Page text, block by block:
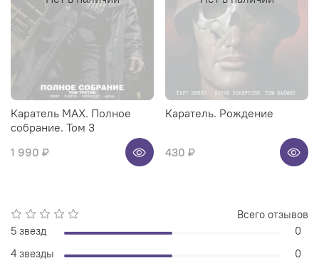
Каратель MAX. Полное
собрание. Том 3
1 990 ₽
Каратель. Рождение
430 ₽
Всего отзывов
5 звезд
0
4 звезды
0